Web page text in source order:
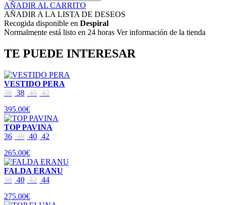
AÑADIR AL CARRITO
AÑADIR A LA LISTA DE DESEOS
Recogida disponible en Despiral
Normalmente está listo en 24 horas Ver información de la tienda
TE PUEDE INTERESAR
VESTIDO PERA
36 38 40 42
395.00€
TOP PAVINA
36 38 40 42
265.00€
FALDA ERANU
38 40 42 44
275.00€